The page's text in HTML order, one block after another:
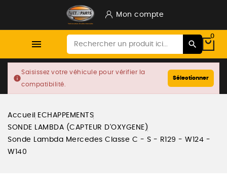
Mon compte

0
info
Saisissez votre véhicule pour vérifier la
compatibilité.
Sélectionner
Accueil
ECHAPPEMENTS
SONDE LAMBDA (CAPTEUR D'OXYGENE)
Sonde Lambda Mercedes Classe C - S - R129 - W124 -
W140